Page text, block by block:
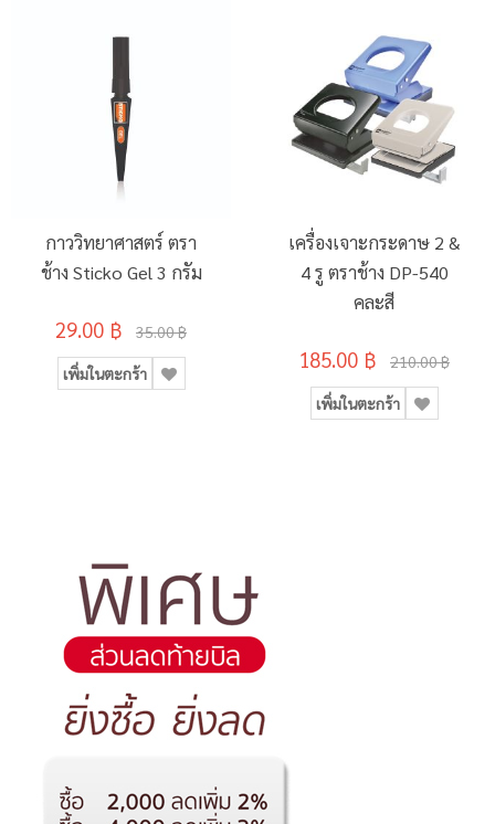
กาววิทยาศาสตร์ ตรา
ช้าง Sticko Gel 3 กรัม
29.00 ฿ 35.00 ฿
เพิ่มในตะกร้า
เครื่องเจาะกระดาษ 2 &
4 รู ตราช้าง DP-540
คละสี
185.00 ฿ 210.00 ฿
เพิ่มในตะกร้า